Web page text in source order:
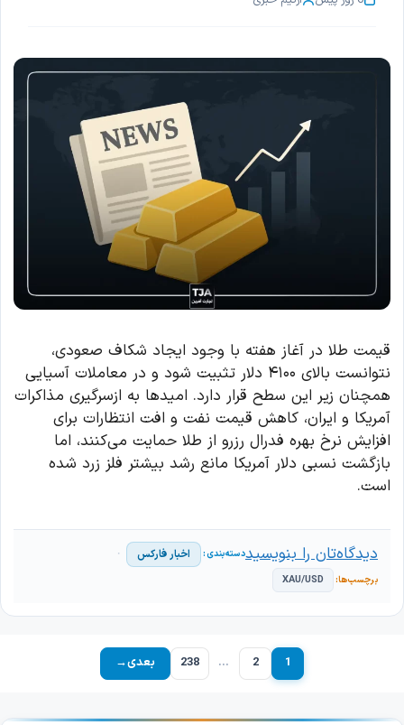
قیمت طلا در آغاز هفته با وجود ایجاد شکاف صعودی،
نتوانست بالای ۴۱۰۰ دلار تثبیت شود و در معاملات آسیایی
همچنان زیر این سطح قرار دارد. امیدها به ازسرگیری مذاکرات
آمریکا و ایران، کاهش قیمت نفت و افت انتظارات برای
افزایش نرخ بهره فدرال رزرو از طلا حمایت می‌کنند، اما
بازگشت نسبی دلار آمریکا مانع رشد بیشتر فلز زرد شده
است.
اخبار فارکس
XAU/USD
دیدگاه‌تان را بنویسید
برگه1 برگه2
… برگه
238 بعدی→